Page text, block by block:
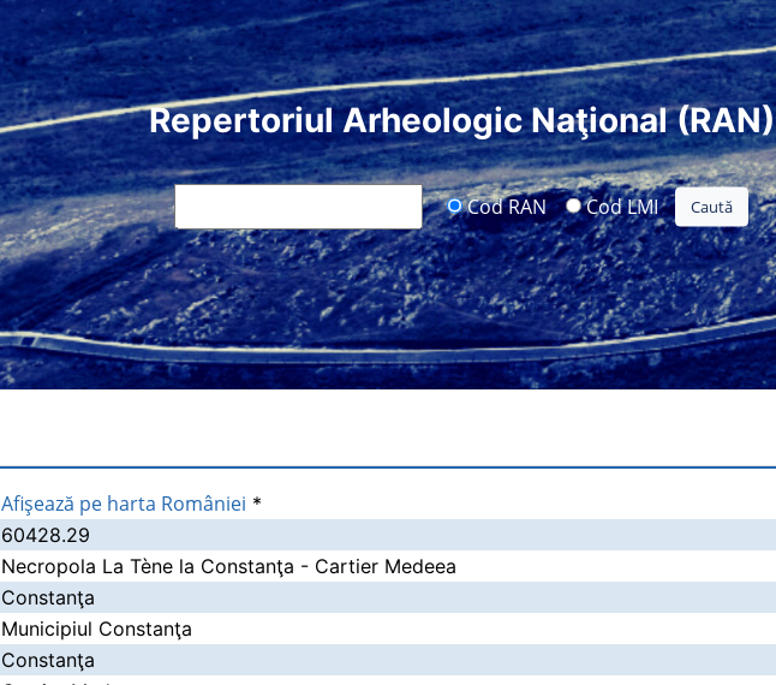
Repertoriul Arheologic Naţional (RAN)
Cod RAN Cod LMI
Afişează pe harta României *
60428.29
Necropola La Tène la Constanţa - Cartier Medeea
Constanţa
Municipiul Constanţa
Constanţa